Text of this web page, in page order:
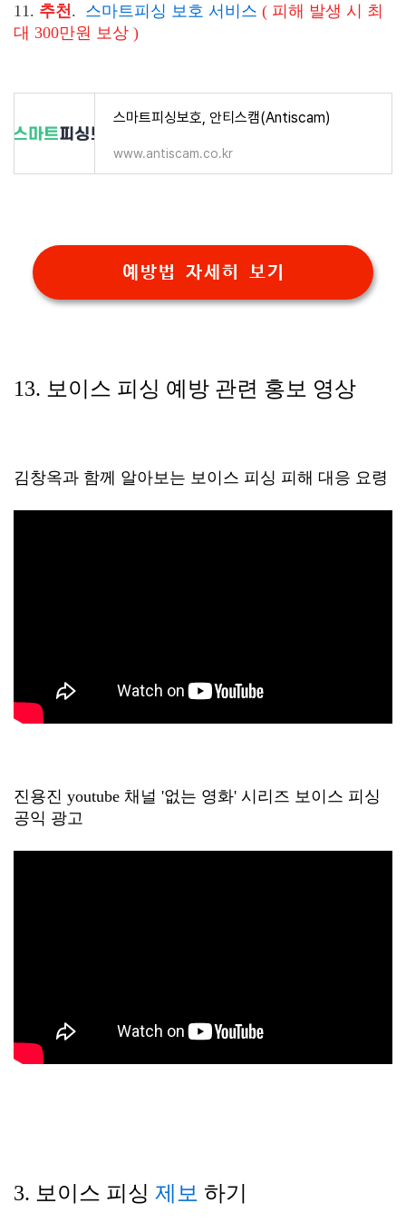
11. 추천. 스마트피싱 보호 서비스 ( 피해 발생 시 최
대 300만원 보상 )
스마트피싱보호, 안티스캠(Antiscam)
www.antiscam.co.kr
예방법 자세히 보기
13. 보이스 피싱 예방 관련 홍보 영상
김창옥과 함께 알아보는 보이스 피싱 피해 대응 요령
진용진 youtube 채널 '없는 영화' 시리즈 보이스 피싱
공익 광고
3. 보이스 피싱 제보 하기